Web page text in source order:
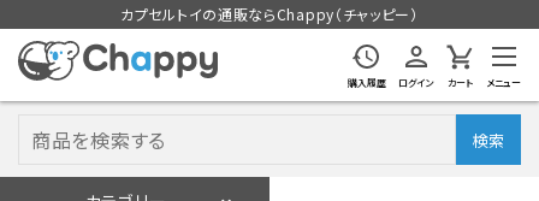
カプセルトイの通販ならChappy（チャッピー）
購入履歴 ログイン カート メニュー
検索